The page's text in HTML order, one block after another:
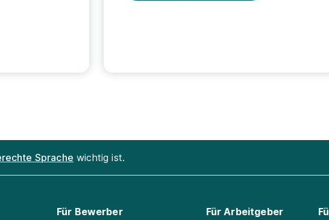
Sprache wichtig ist.
Für Bewerber Für Arbeitgeber